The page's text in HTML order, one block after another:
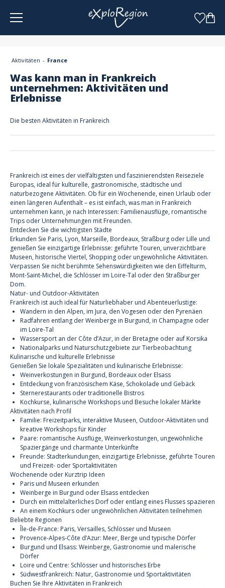
Aktivitäten France
Was kann man in Frankreich
unternehmen: Aktivitäten und
Erlebnisse
Die besten Aktivitäten in Frankreich
Frankreich ist eines der vielfältigsten und faszinierendsten Reiseziele
Europas, ideal für kulturelle, gastronomische, städtische und
naturbezogene Aktivitäten. Ob für ein Wochenende, einen Urlaub oder
einen längeren Aufenthalt – es ist einfach, was man in Frankreich
unternehmen kann, je nach Interessen: Familienausflüge, romantische
Trips oder Unternehmungen mit Freunden.
Entdecken Sie die wichtigsten Städte
Erkunden Sie Paris, Lyon, Marseille, Bordeaux, Straßburg oder Lille und
genießen Sie einzigartige Erlebnisse: geführte Touren, unverzichtbare
Museen, historische Viertel, Shopping oder ungewöhnliche Aktivitäten.
Verpassen Sie nicht berühmte Sehenswürdigkeiten wie den Eiffelturm,
Mont-Saint-Michel, die Schlösser im Loire-Tal oder den Straßburger
Dom.
Natur- und Outdoor-Aktivitäten
Frankreich ist auch ideal für Naturliebhaber und Abenteuerlustige:
Wandern in den Alpen, im Jura, den Vogesen oder den Pyrenäen
Radfahren entlang der Weinberge in Burgund, in Champagne oder
im Loire-Tal
Wassersport an der Côte d’Azur, in der Bretagne oder auf Korsika
Nationalparks und Naturschutzgebiete zur Tierbeobachtung
Kulinarische und kulturelle Erlebnisse
Genießen Sie lokale Spezialitäten und kulinarische Erlebnisse:
Weinverkostungen in Burgund, Bordeaux oder Elsass
Entdeckung von französischem Käse, Schokolade und Gebäck
Sternerestaurants oder traditionelle Bistros
Kochkurse, kulinarische Workshops und Besuche lokaler Märkte
Aktivitäten nach Profil
Familie: Freizeitparks, interaktive Museen, Outdoor-Aktivitäten und
kreative Workshops für Kinder
Paare: romantische Ausflüge, Weinverkostungen, ungewöhnliche
Spaziergänge und charmante Unterkünfte
Freunde: Stadterkundungen, einzigartige Erlebnisse, geführte Touren
und Freizeit- oder Sportaktivitäten
Wochenende oder Kurztrip Ideen
Paris und Museen erkunden
Weinberge in Burgund oder Elsass entdecken
Durch ein mittelalterliches Dorf oder entlang eines Flusses spazieren
An einem Kochkurs oder ungewöhnlichen Aktivitäten teilnehmen
Beliebte Regionen
Île-de-France: Paris, Versailles, Schlösser und Museen
Provence-Alpes-Côte d’Azur: Meer, Berge und typische Dörfer
Burgund und Elsass: Weinberge, Gastronomie und malerische
Dörfer
Loire und Centre: Schlösser und historisches Erbe
Südwestfrankreich: Natur, Gastronomie und Sportaktivitäten
Buchen Sie Ihre Aktivitäten in Frankreich